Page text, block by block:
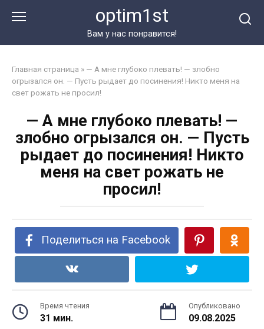
optim1st
Вам у нас понравится!
Главная страница » — А мне глубоко плевать! — злобно
огрызался он. — Пусть рыдает до посинения! Никто меня на
свет рожать не просил!
— А мне глубоко плевать! —
злобно огрызался он. — Пусть
рыдает до посинения! Никто
меня на свет рожать не
просил!
Поделиться на Facebook
Время чтения
31 мин.
Опубликовано
09.08.2025